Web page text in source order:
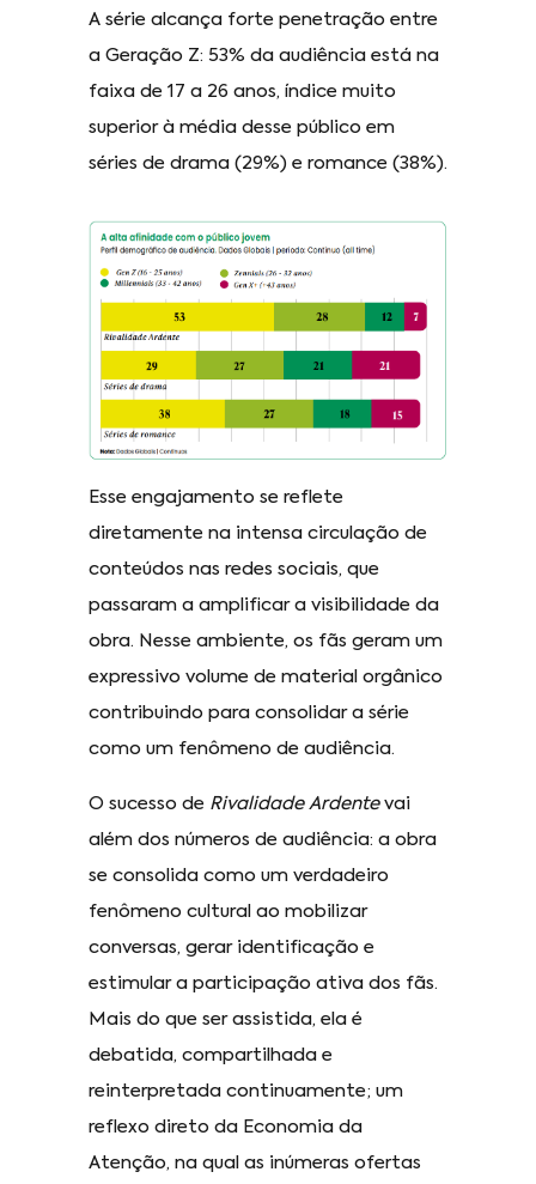
A série alcança forte penetração entre
a Geração Z: 53% da audiência está na
faixa de 17 a 26 anos, índice muito
superior à média desse público em
séries de drama (29%) e romance (38%).
Esse engajamento se reflete
diretamente na intensa circulação de
conteúdos nas redes sociais, que
passaram a amplificar a visibilidade da
obra. Nesse ambiente, os fãs geram um
expressivo volume de material orgânico
contribuindo para consolidar a série
como um fenômeno de audiência.
O sucesso de Rivalidade Ardentevai
além dos números de audiência: a obra
se consolida como um verdadeiro
fenômeno cultural ao mobilizar
conversas, gerar identificação e
estimular a participação ativa dos fãs.
Mais do que ser assistida, ela é
debatida, compartilhada e
reinterpretada continuamente; um
reflexo direto da Economia da
Atenção, na qual as inúmeras ofertas